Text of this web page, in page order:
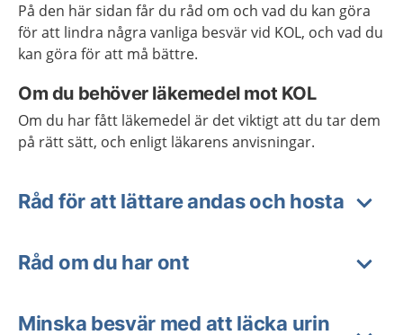
På den här sidan får du råd om och vad du kan göra
för att lindra några vanliga besvär vid KOL, och vad du
kan göra för att må bättre.
Om du behöver läkemedel mot KOL
Om du har fått läkemedel är det viktigt att du tar dem
på rätt sätt, och enligt läkarens anvisningar.
Råd för att lättare andas och hosta
Råd om du har ont
Minska besvär med att läcka urin